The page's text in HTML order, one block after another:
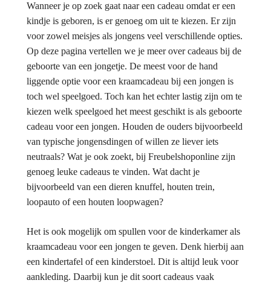
Wanneer je op zoek gaat naar een cadeau omdat er een
kindje is geboren, is er genoeg om uit te kiezen. Er zijn
voor zowel meisjes als jongens veel verschillende opties.
Op deze pagina vertellen we je meer over cadeaus bij de
geboorte van een jongetje. De meest voor de hand
liggende optie voor een kraamcadeau bij een jongen is
toch wel speelgoed. Toch kan het echter lastig zijn om te
kiezen welk speelgoed het meest geschikt is als geboorte
cadeau voor een jongen. Houden de ouders bijvoorbeeld
van typische jongensdingen of willen ze liever iets
neutraals? Wat je ook zoekt, bij Freubelshoponline zijn
genoeg leuke cadeaus te vinden. Wat dacht je
bijvoorbeeld van een dieren knuffel, houten trein,
loopauto of een houten loopwagen?
Het is ook mogelijk om spullen voor de kinderkamer als
kraamcadeau voor een jongen te geven. Denk hierbij aan
een kindertafel of een kinderstoel. Dit is altijd leuk voor
aankleding. Daarbij kun je dit soort cadeaus vaak